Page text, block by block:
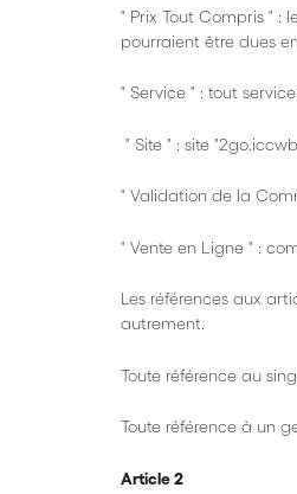
" Prix Tout Compris " :
pourraient être dues
" Service " : tout
" Site " : site
" Validation de la
" Vente en Ligne " :
Les références aux
autrement.
Toute référence au
Toute référence à un
Article 2